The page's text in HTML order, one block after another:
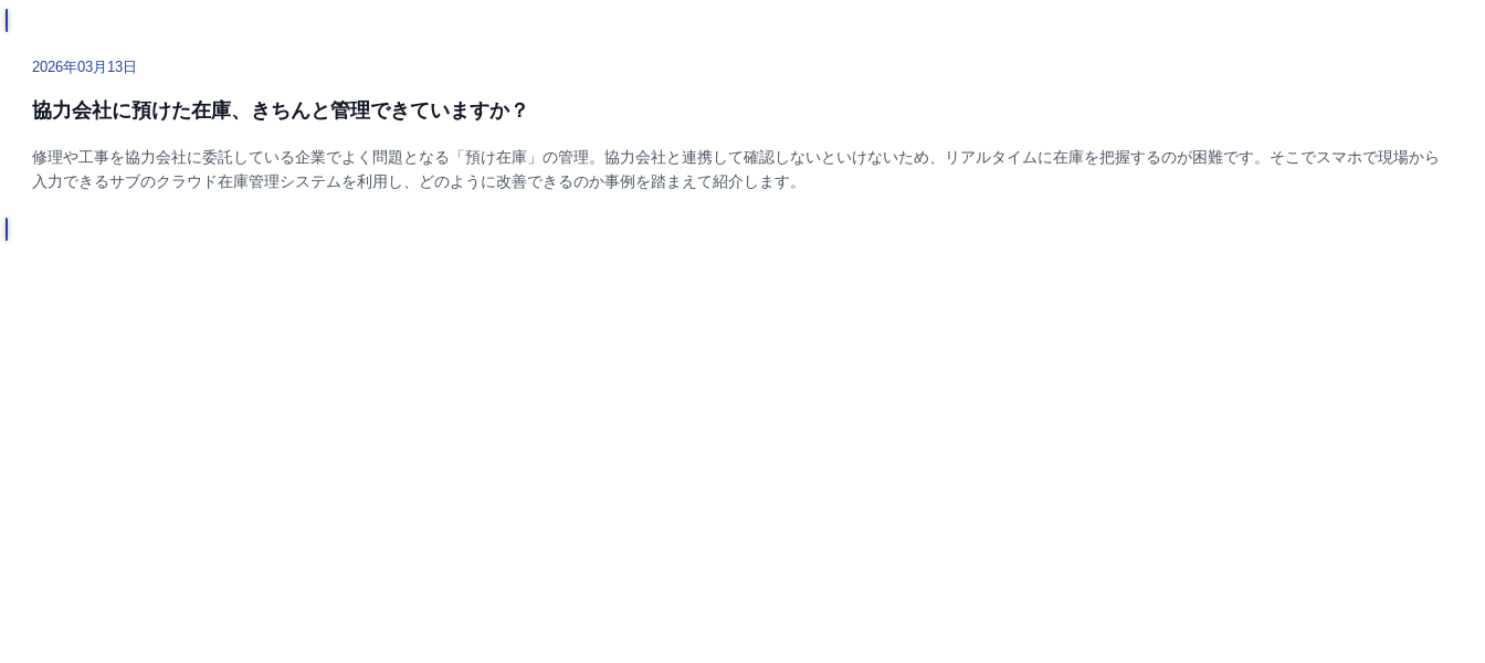
2026年03月13日
協力会社に預けた在庫、きちんと管理できていますか？
修理や工事を協力会社に委託している企業でよく問題となる「預け在庫」の管理。協力会社と連携して確認しないといけないため、リアルタイムに在庫を把握するのが困難です。そこでスマホで現場から
入力できるサブのクラウド在庫管理システムを利用し、どのように改善できるのか事例を踏まえて紹介します。